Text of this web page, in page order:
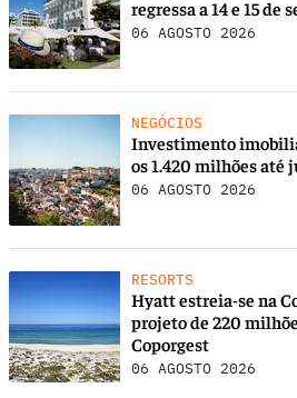
regressa a 14 e 15 de
06 AGOSTO 2026
NEGÓCIOS
Investimento
os 1.420 milhões até
06 AGOSTO 2026
RESORTS
Hyatt estreia-se na
projeto de 220
Coporgest
06 AGOSTO 2026